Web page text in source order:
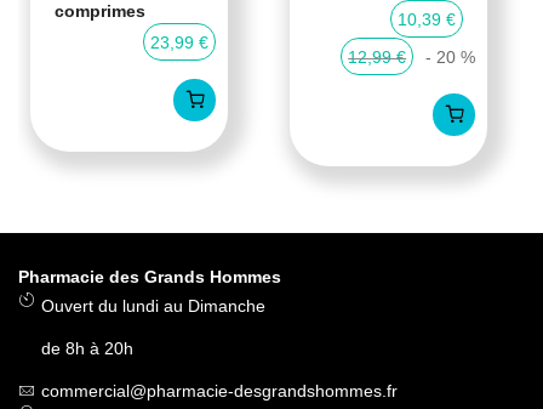
comprimes
23,99 €
10,39 €
12,99 €
- 20 %
Pharmacie des Grands Hommes
Ouvert du lundi au Dimanche
de 8h à 20h
commercial@pharmacie-desgrandshommes.fr